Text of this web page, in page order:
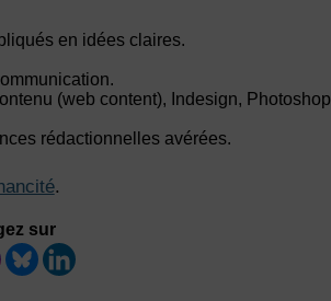
en idées claires.
(web content), Indesign, Photoshop
rédactionnelles avérées.
.
sur